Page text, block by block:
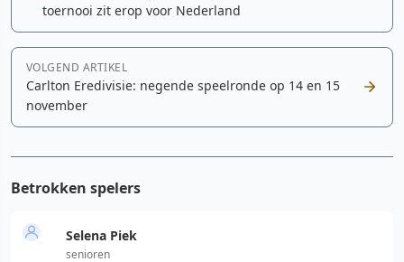
toernooi zit erop voor Nederland
VOLGEND ARTIKEL
Carlton Eredivisie: negende speelronde op 14 en 15
november
Betrokken spelers
Selena Piek
senioren